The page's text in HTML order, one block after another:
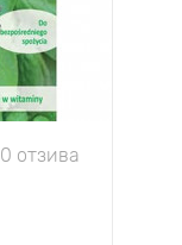
0 отзива